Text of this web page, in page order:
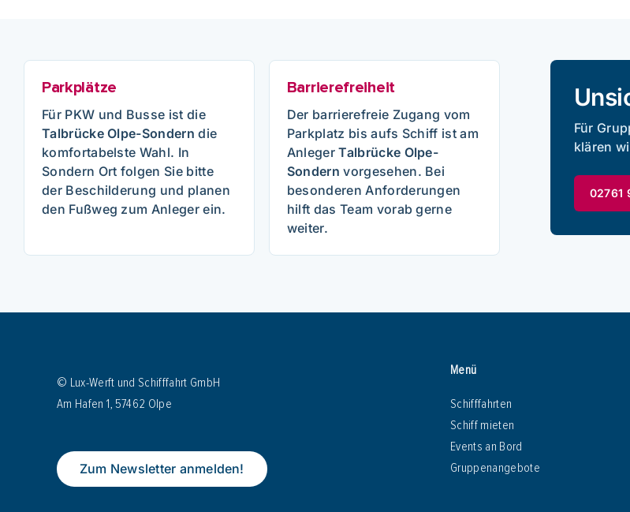
Parkplätze
Für PKW und Busse ist die
Talbrücke Olpe-Sondern die
komfortabelste Wahl. In
Sondern Ort folgen Sie bitte
der Beschilderung und planen
den Fußweg zum Anleger ein.
Barrierefreiheit
Der barrierefreie Zugang vom
Parkplatz bis aufs Schiff ist am
AnlegerTalbrücke Olpe-
Sondern vorgesehen. Bei
besonderen Anforderungen
hilft das Team vorab gerne
weiter.
Für
klären
02761
© Lux-Werft und Schifffahrt GmbH
Am Hafen 1, 57462 Olpe
Zum Newsletter anmelden!
Menü
Schifffahrten
Schiff mieten
Events an Bord
Gruppenangebote